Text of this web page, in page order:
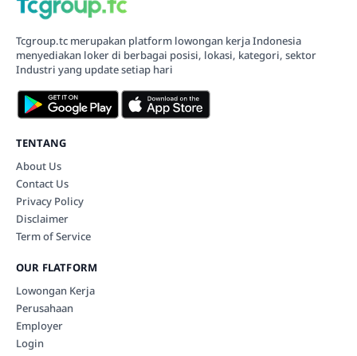
Tcgroup.tc merupakan platform lowongan kerja Indonesia
menyediakan loker di berbagai posisi, lokasi, kategori, sektor
Industri yang update setiap hari
TENTANG
About Us
Contact Us
Privacy Policy
Disclaimer
Term of Service
OUR FLATFORM
Lowongan Kerja
Perusahaan
Employer
Login